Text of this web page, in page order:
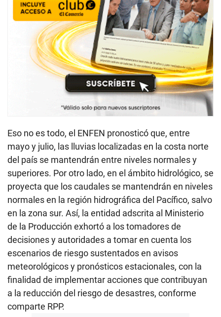
Eso no es todo, el ENFEN pronosticó que, entre
mayo y julio, las lluvias localizadas en la costa norte
del país se mantendrán entre niveles normales y
superiores. Por otro lado, en el ámbito hidrológico, se
proyecta que los caudales se mantendrán en niveles
normales en la región hidrográfica del Pacífico, salvo
en la zona sur. Así, la entidad adscrita al Ministerio
de la Producción exhortó a los tomadores de
decisiones y autoridades a tomar en cuenta los
escenarios de riesgo sustentados en avisos
meteorológicos y pronósticos estacionales, con la
finalidad de implementar acciones que contribuyan
a la reducción del riesgo de desastres, conforme
comparte RPP.